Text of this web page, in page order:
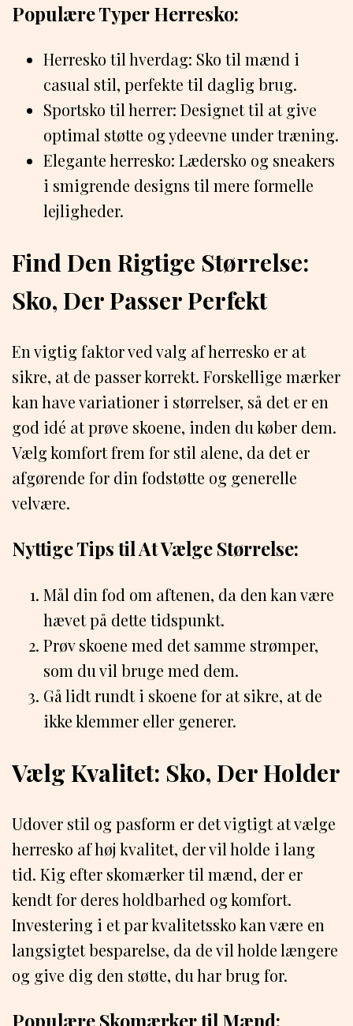
Populære Typer Herresko:
Herresko til hverdag: Sko til mænd i
casual stil, perfekte til daglig brug.
Sportsko til herrer: Designet til at give
optimal støtte og ydeevne under træning.
Elegante herresko: Lædersko og sneakers
i smigrende designs til mere formelle
lejligheder.
Find Den Rigtige Størrelse:
Sko, Der Passer Perfekt
En vigtig faktor ved valg af herresko er at
sikre, at de passer korrekt. Forskellige mærker
kan have variationer i størrelser, så det er en
god idé at prøve skoene, inden du køber dem.
Vælg komfort frem for stil alene, da det er
afgørende for din fodstøtte og generelle
velvære.
Nyttige Tips til At Vælge Størrelse:
Mål din fod om aftenen, da den kan være
hævet på dette tidspunkt.
Prøv skoene med det samme strømper,
som du vil bruge med dem.
Gå lidt rundt i skoene for at sikre, at de
ikke klemmer eller generer.
Vælg Kvalitet: Sko, Der Holder
Udover stil og pasform er det vigtigt at vælge
herresko af høj kvalitet, der vil holde i lang
tid. Kig efter skomærker til mænd, der er
kendt for deres holdbarhed og komfort.
Investering i et par kvalitetssko kan være en
langsigtet besparelse, da de vil holde længere
og give dig den støtte, du har brug for.
Populære Skomærker til Mænd: